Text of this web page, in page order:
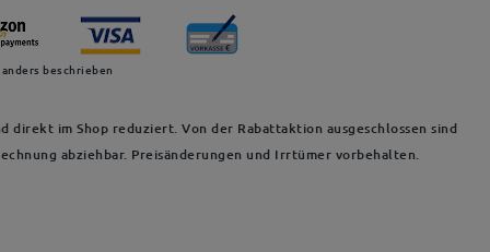
beschrieben
im Shop reduziert. Von der Rabattaktion ausgeschlossen sind
abziehbar. Preisänderungen und Irrtümer vorbehalten.